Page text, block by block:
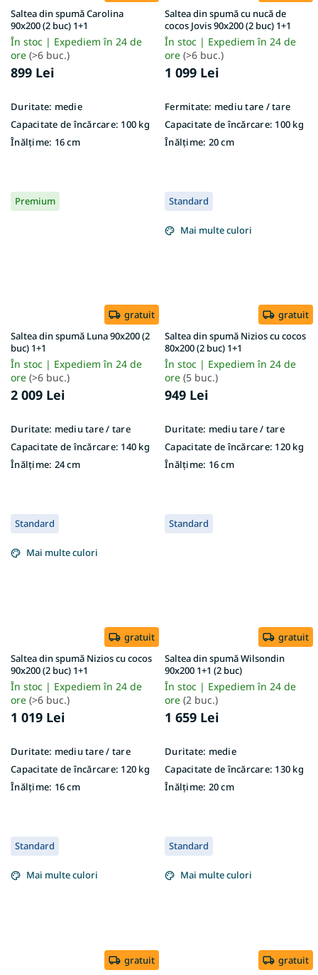
Saltea din spumă Carolina
90x200 (2 buc) 1+1
În stoc | Expediem în 24 de
ore (>6 buc.)
899 Lei
Duritate: medie
Capacitate de încărcare: 100 kg
Înălțime: 16 cm
Saltea din spumă cu nucă de
cocos Jovis 90x200 (2 buc) 1+1
În stoc | Expediem în 24 de
ore (>6 buc.)
1 099 Lei
Fermitate: mediu tare / tare
Capacitate de încărcare: 100 kg
Înălțime: 20 cm
Premium
gratuit
Saltea din spumă Luna 90x200 (2
buc) 1+1
În stoc | Expediem în 24 de
ore (>6 buc.)
2 009 Lei
Duritate: mediu tare / tare
Capacitate de încărcare: 140 kg
Înălțime: 24 cm
Standard
Mai multe culori
gratuit
Saltea din spumă Nizios cu cocos
80x200 (2 buc) 1+1
În stoc | Expediem în 24 de
ore (5 buc.)
949 Lei
Duritate: mediu tare / tare
Capacitate de încărcare: 120 kg
Înălțime: 16 cm
Standard
Mai multe culori
gratuit
Saltea din spumă Nizios cu cocos
90x200 (2 buc) 1+1
În stoc | Expediem în 24 de
ore (>6 buc.)
1 019 Lei
Duritate: mediu tare / tare
Capacitate de încărcare: 120 kg
Înălțime: 16 cm
Standard
gratuit
Saltea din spumă Wilsondin
90x200 1+1 (2 buc)
În stoc | Expediem în 24 de
ore (2 buc.)
1 659 Lei
Duritate: medie
Capacitate de încărcare: 130 kg
Înălțime: 20 cm
Standard
Mai multe culori
gratuit
Standard
Mai multe culori
gratuit